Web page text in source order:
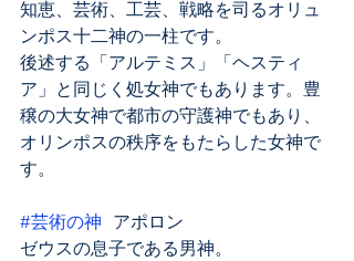
知恵、芸術、工芸、戦略を司るオリュ
ンポス十二神の一柱です。
後述する「アルテミス」「ヘスティ
ア」と同じく処女神でもあります。豊
穣の大女神で都市の守護神でもあり、
オリンポスの秩序をもたらした女神で
す。
#芸術の神 アポロン
ゼウスの息子である男神。